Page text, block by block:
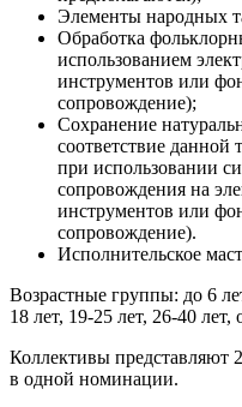
Элементы народных
Обработка
использованием
инструментов или
сопровождение);
Сохранение
соответствие данной
при использовании
сопровождения на
инструментов или
сопровождение).
Исполнительское
Возрастные группы: до 6
18 лет, 19-25 лет, 26-40
Коллективы представляют
в одной номинации.